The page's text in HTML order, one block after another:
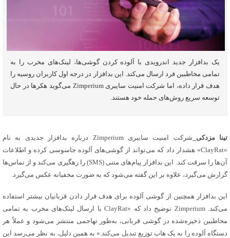
یک بدافزار جدید اندرویدی با آلوده کردن گوشی‌ها، لینک‌های مخرب را به
تمامی مخاطبین فرد ارسال می‌کند. این بدافزار در درجه اول کاربران روسیه را
هدف قرار داده، اما شرکت امنیت سایبری Zimperium می‌گوید هکرها در حال
توسعه سریع روش‌های حمله خود هستند.
تینا مزدکی_
شرکت امنیت سایبری Zimperium درباره بدافزار جدیدی به نام
«ClayRat» هشدار داد که می‌تواند از گوشی‌های آلوده جاسوسی کرده و اطلاعات
آن‌ها را سرقت کند. این بدافزار پیام‌های متنی (SMS) را رهگیری می‌کند و از تماس‌ها
گزارش می‌گیرد، علاوه بر این گفته می‌شود که به ضورت مخفیانه عکس می‌گیرد.
این بدافزار همچنین از گوشی آلوده برای هدف قرار دادن قربانیان بیشتر استفاده
می‌کند. Zimperium توضیح داد که «ClayRat با ارسال لینک‌های مخرب به تمامی
مخاطبین ذخیره‌شده در گوشی قربانی، به‌طور تهاجمی منتشر می‌شود و عملاً هر
دستگاه آلوده را به یک هاب توزیع تبدیل می‌کند.» به همین دلیل، به نظر می‌رسد این